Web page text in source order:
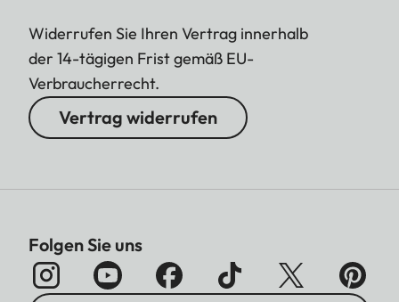
Widerrufen Sie Ihren Vertrag innerhalb
der 14-tägigen Frist gemäß EU-
Verbraucherrecht.
Vertrag widerrufen
Folgen Sie uns